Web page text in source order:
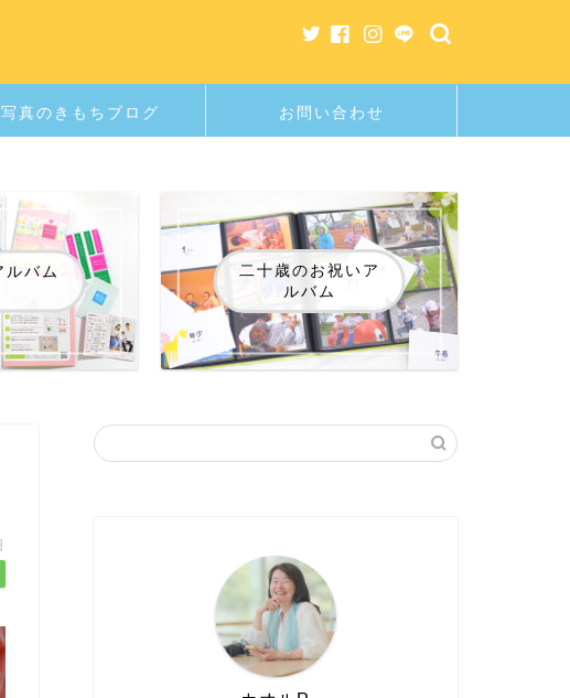
写真のきもちブログ お問い合わせ
ルバム
二十歳のお祝いア
ルバム